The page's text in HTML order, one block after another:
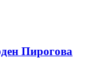
Пирогова